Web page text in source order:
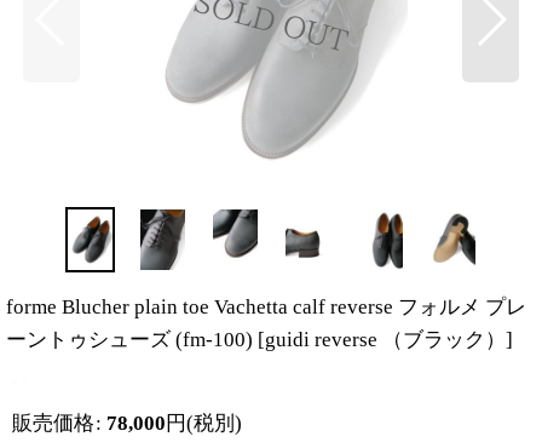
forme Blucher plain toe Vachetta calf reverse フォルメ プレ
ーントゥシューズ (fm-100) [guidi reverse （ブラック） ]
販売価格: 78,000 円(税別)